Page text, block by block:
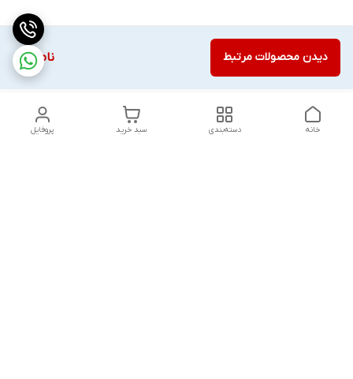
ناموجود دیدن محصولات مرتبط
پروفایل سبد خرید دسته‌بندی خانه